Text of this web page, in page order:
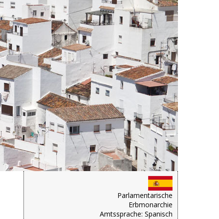
Parlamentarische
Erbmonarchie
Amtssprache: Spanisch